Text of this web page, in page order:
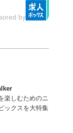
by
楽しむためのニ
ックスを大特集